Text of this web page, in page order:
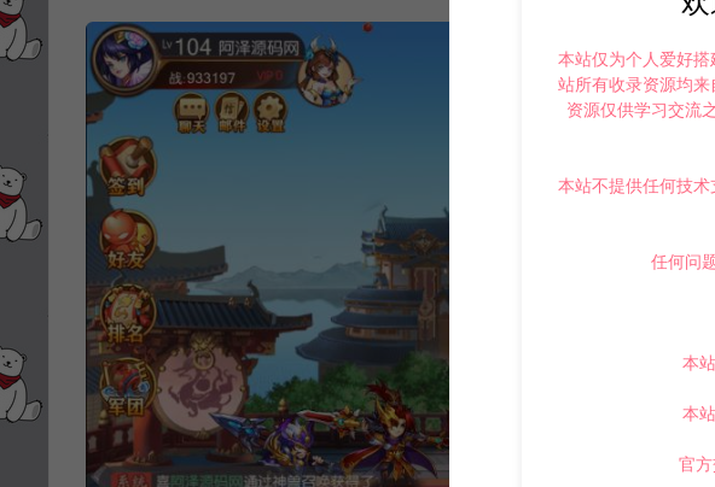
本站仅为个人爱好
站所有收录资源均
资源仅供学习交流
本站不提供任何技
任何问
本
本
官